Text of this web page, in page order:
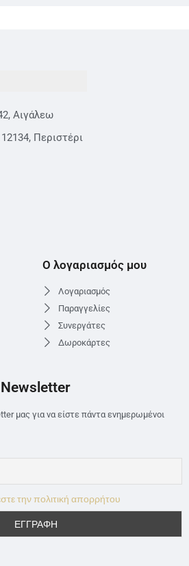
Αιγάλεω
Περιστέρι
Ο λογαριασμός μου
Λογαριασμός
Παραγγελίες
Συνεργάτες
Δωροκάρτες
Newsletter
μας για να είστε πάντα ενημερωμένοι
την πολιτική απορρήτου